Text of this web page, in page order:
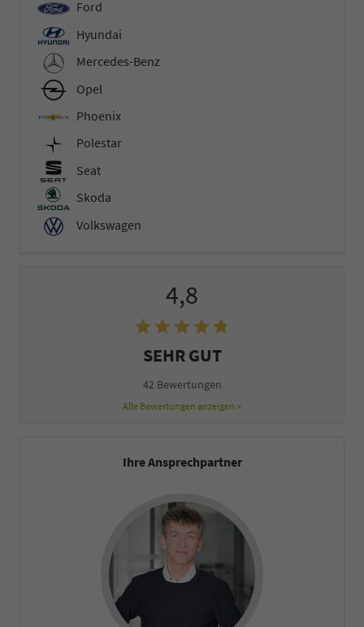
Ford
Hyundai
Mercedes-Benz
Opel
Phoenix
Polestar
Seat
Skoda
Volkswagen
4,8
SEHR GUT
42 Bewertungen
Alle Bewertungen anzeigen >
Ihre Ansprechpartner